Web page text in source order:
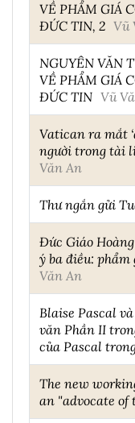
VỀ PHẨM GIÁ
ĐỨC TIN, 2 Vũ
NGUYÊN VĂN
VỀ PHẨM GIÁ
ĐỨC TIN Vũ
Vatican ra mắt
người trong tài
Văn An
Thư ngắn gửi
Đức Giáo
ý ba điều:
Văn An
Blaise Pascal
văn Phần II
của Pascal
The new
an "advocate of